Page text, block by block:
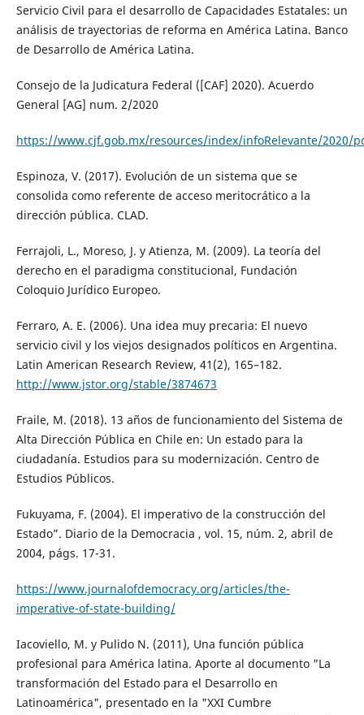
Servicio Civil para el desarrollo de Capacidades Estatales: un
análisis de trayectorias de reforma en América Latina. Banco
de Desarrollo de América Latina.
Consejo de la Judicatura Federal ([CAF] 2020). Acuerdo
General [AG] num. 2/2020
https://www.cjf.gob.mx/resources/index/infoRelevante/2020/
Espinoza, V. (2017). Evolución de un sistema que se
consolida como referente de acceso meritocrático a la
dirección pública. CLAD.
Ferrajoli, L., Moreso, J. y Atienza, M. (2009). La teoría del
derecho en el paradigma constitucional, Fundación
Coloquio Jurídico Europeo.
Ferraro, A. E. (2006). Una idea muy precaria: El nuevo
servicio civil y los viejos designados políticos en Argentina.
Latin American Research Review, 41(2), 165–182.
http://www.jstor.org/stable/3874673
Fraile, M. (2018). 13 años de funcionamiento del Sistema de
Alta Dirección Pública en Chile en: Un estado para la
ciudadanía. Estudios para su modernización. Centro de
Estudios Públicos.
Fukuyama, F. (2004). El imperativo de la construcción del
Estado”. Diario de la Democracia , vol. 15, núm. 2, abril de
2004, págs. 17-31.
https://www.journalofdemocracy.org/articles/the-
imperative-of-state-building/
Iacoviello, M. y Pulido N. (2011), Una función pública
profesional para América latina. Aporte al documento "La
transformación del Estado para el Desarrollo en
Latinoamérica", presentado en la "XXI Cumbre